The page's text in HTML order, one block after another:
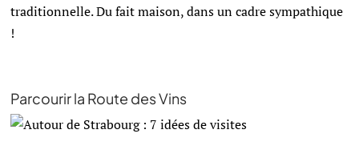
traditionnelle. Du fait maison, dans un cadre sympathique
!
Parcourir la Route des Vins